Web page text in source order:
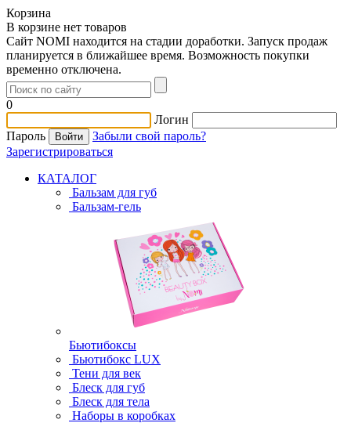
Корзина
В корзине нет товаров
Сайт NOMI находится на стадии доработки. Запуск продаж
планируется в ближайшее время. Возможность покупки
временно отключена.
0
Логин
Пароль
Забыли свой пароль?
Зарегистрироваться
КАТАЛОГ
Бальзам для губ
Бальзам-гель
Бьютибоксы
Бьютибокс LUX
Тени для век
Блеск для губ
Блеск для тела
Наборы в коробках